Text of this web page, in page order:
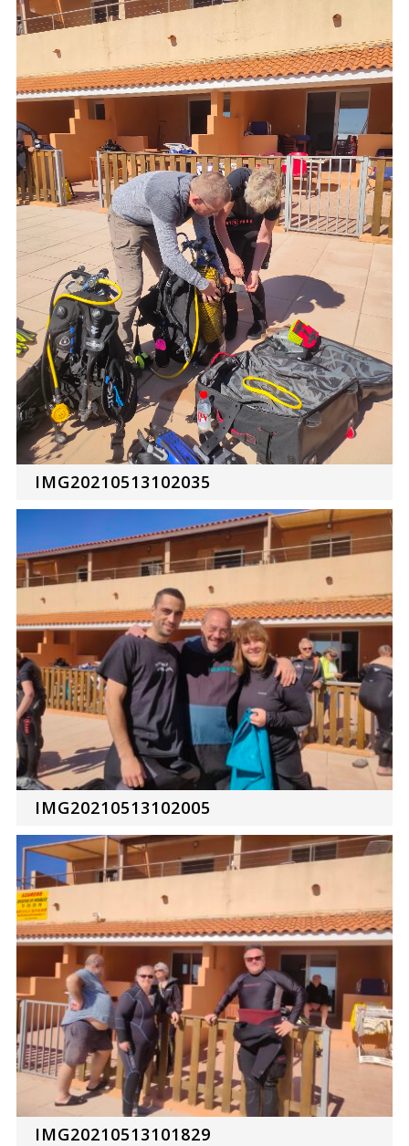
IMG20210513102035
IMG20210513102005
IMG20210513101829